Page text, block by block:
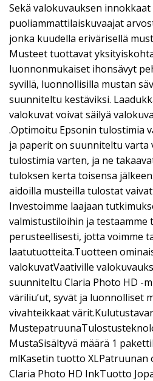
Sekä valokuvauksen
puoliammattilaiskuvaajat
jonka kuudella erivärisellä
Musteet tuottavat
luonnonmukaiset ihonsävyt
syvillä, luonnollisilla mustan
suunniteltu kestäviksi.
valokuvat voivat säilyä
.Optimoitu Epsonin tulostimia
ja paperit on suunniteltu varta
tulostimia varten, ja ne
tuloksen kerta toisensa
aidoilla musteilla tulostat
Investoimme laajaan
valmistustiloihin ja testaamme
perusteellisesti, jotta voimme
laatutuotteita.Tuotteen
valokuvatVaativille
suunniteltu Claria Photo HD -
väriliu’ut, syvät ja luonnolliset
vivahteikkaat
MustaSisältyvä määrä 1
mlKasetin tuotto XLPatruunan
Claria Photo HD InkTuotto